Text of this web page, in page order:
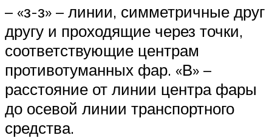
– «з-з» – линии, симметричные друг
другу и проходящие через точки,
соответствующие центрам
противотуманных фар. «В» –
расстояние от линии центра фары
до осевой линии транспортного
средства.